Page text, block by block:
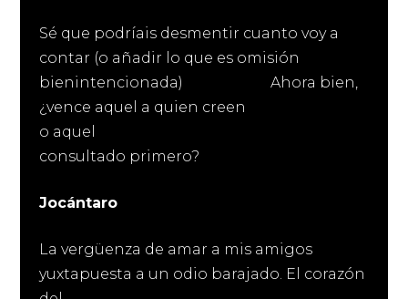
Sé que podríais desmentir cuanto voy a
contar (o añadir lo que es omisión
bienintencionada) Ahora bien,
¿vence aquel a quien creen
o aquel
consultado primero?
Jocántaro
La vergüenza de amar a mis amigos
yuxtapuesta a un odio barajado. El corazón